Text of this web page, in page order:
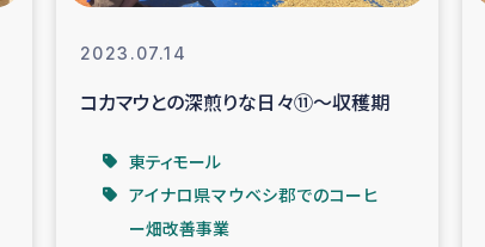
（カカオ）事業2023.07.14
コカマウとの深煎りな日々⑪～収穫期
東ティモール
アイナロ県マウベシ郡でのコーヒ
ー畑改善事業